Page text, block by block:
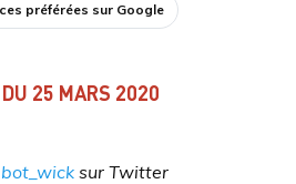
préférées sur Google
25 MARS 2020
bot_wicksur Twitter